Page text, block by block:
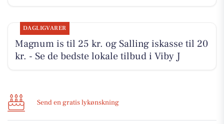
DAGLIGVARER
Magnum is til 25 kr. og Salling iskasse til 20
kr. - Se de bedste lokale tilbud i Viby J
Send en gratis lykønskning